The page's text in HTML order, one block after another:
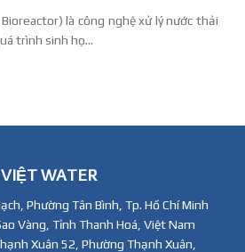
là công nghệ xử lý nước thải
trình sinh họ...
VIỆT WATER
Phường Tân Bình, Tp. Hồ Chí Minh
Vàng, Tỉnh Thanh Hoá, Việt Nam
Xuân 52, Phường Thạnh Xuân,